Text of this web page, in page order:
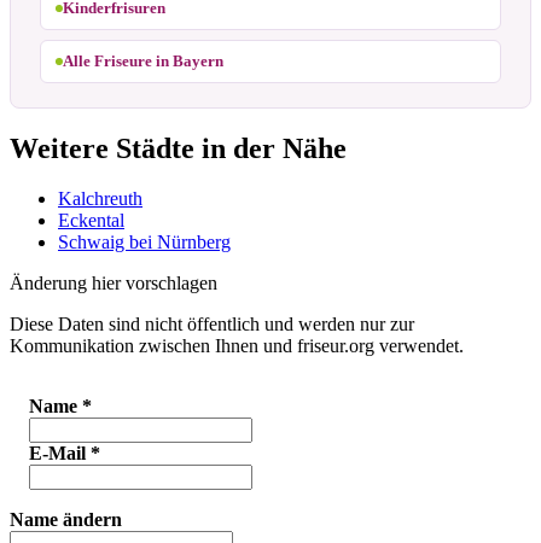
Kinderfrisuren
Alle Friseure in Bayern
Weitere Städte in der Nähe
Kalchreuth
Eckental
Schwaig bei Nürnberg
Änderung hier vorschlagen
Diese Daten sind nicht öffentlich und werden nur zur
Kommunikation zwischen Ihnen und friseur.org verwendet.
Name *
E-Mail *
Name ändern